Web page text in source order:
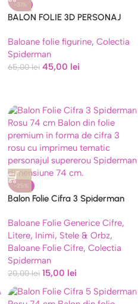
-31%
BALON FOLIE 3D PERSONAJ
CM
Baloane folie figurine, Colectia
Spiderman
65,00lei 45,00 lei
-25%
Balon Folie Cifra 3 Spiderman
Baloane Folie Generice Cifre,
Litere, Inimi, Stele & Orbz,
Baloane Folie Cifre, Colectia
Spiderman
20,00lei 15,00 lei